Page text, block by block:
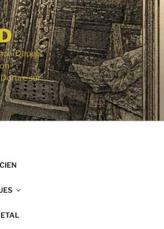
Depuis
sur